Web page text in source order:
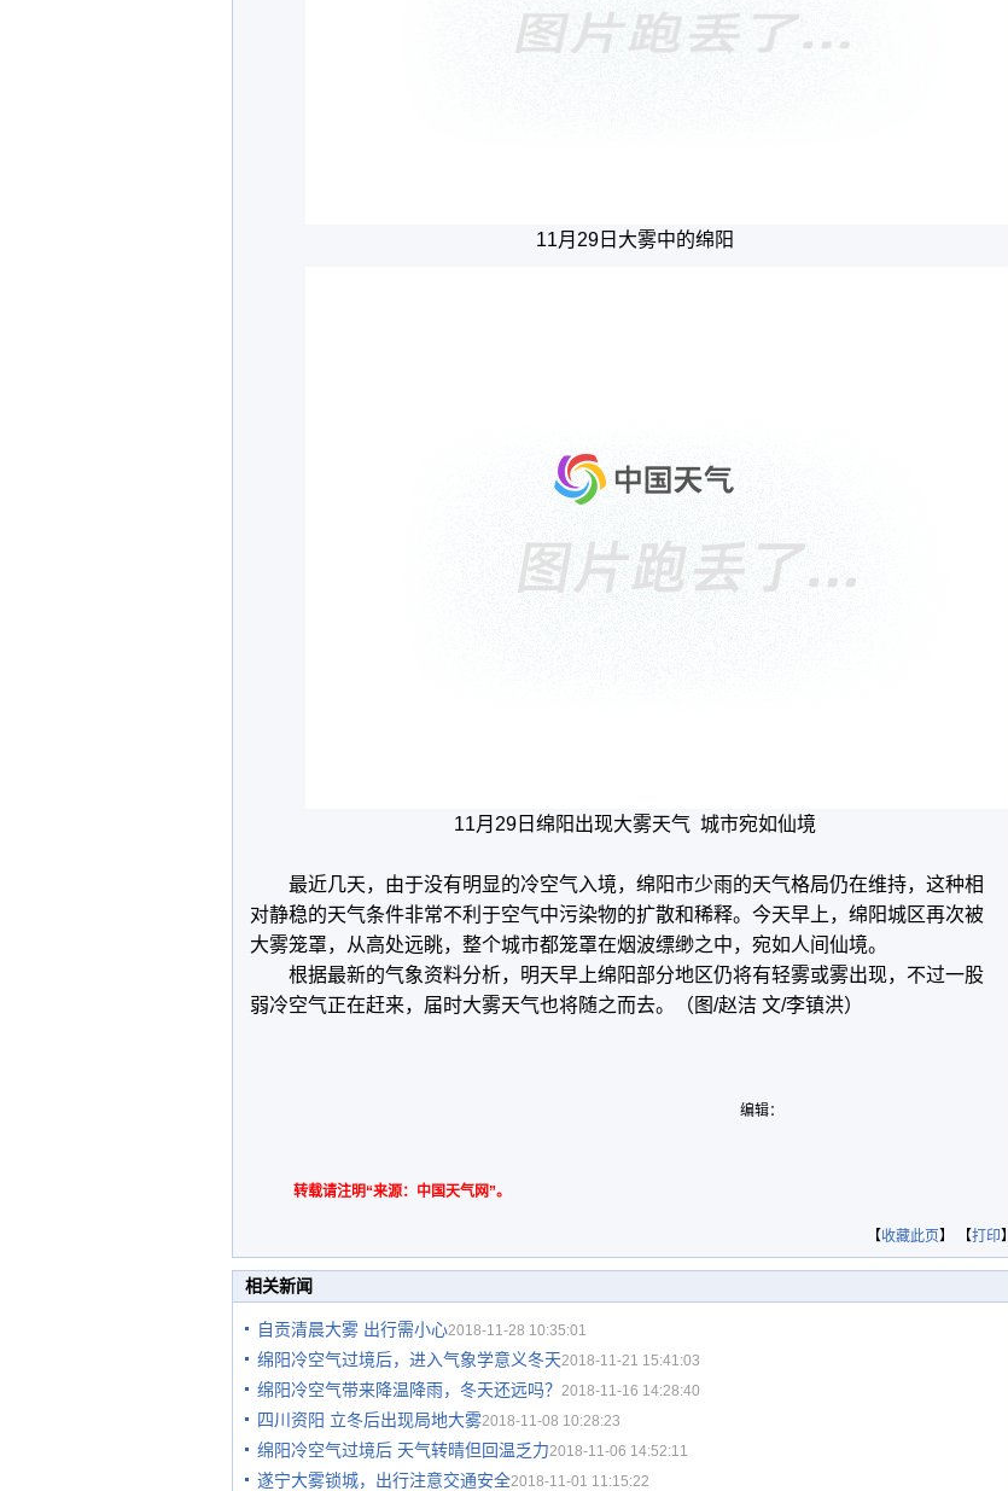
11月29日大雾中的绵阳
11月29日绵阳出现大雾天气 城市宛如仙境
最近几天，由于没有明显的冷空气入境，绵阳市少雨的天气格局仍在维持，这种相
对静稳的天气条件非常不利于空气中污染物的扩散和稀释。今天早上，绵阳城区再次被
大雾笼罩，从高处远眺，整个城市都笼罩在烟波缥缈之中，宛如人间仙境。
根据最新的气象资料分析，明天早上绵阳部分地区仍将有轻雾或雾出现，不过一股
弱冷空气正在赶来，届时大雾天气也将随之而去。（图/赵洁 文/李镇洪）
编辑：
转载请注明“来源：中国天气网”。
【收藏此页】 【打印】
相关新闻
自贡清晨大雾 出行需小心2018-11-28 10:35:01
绵阳冷空气过境后，进入气象学意义冬天2018-11-21 15:41:03
绵阳冷空气带来降温降雨，冬天还远吗？ 2018-11-16 14:28:40
四川资阳 立冬后出现局地大雾2018-11-08 10:28:23
绵阳冷空气过境后 天气转晴但回温乏力2018-11-06 14:52:11
遂宁大雾锁城，出行注意交通安全2018-11-01 11:15:22